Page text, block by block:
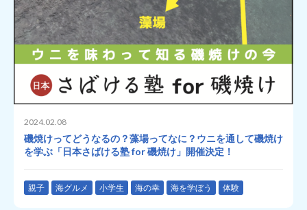
2024.02.08
磯焼けってどうなるの？藻場ってなに？ウニを通して磯焼け
を学ぶ「日本さばける塾 for 磯焼け」開催決定！
親子 海グルメ 小学生 海の幸 海を学ぼう 体験